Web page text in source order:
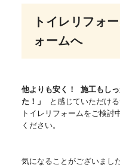
トイレリフォ
ォームへ
他よりも安く！ 施工もしっ
た！」
と感じていただけ
トイレリフォームをご検討
ください。
気になることがございまし